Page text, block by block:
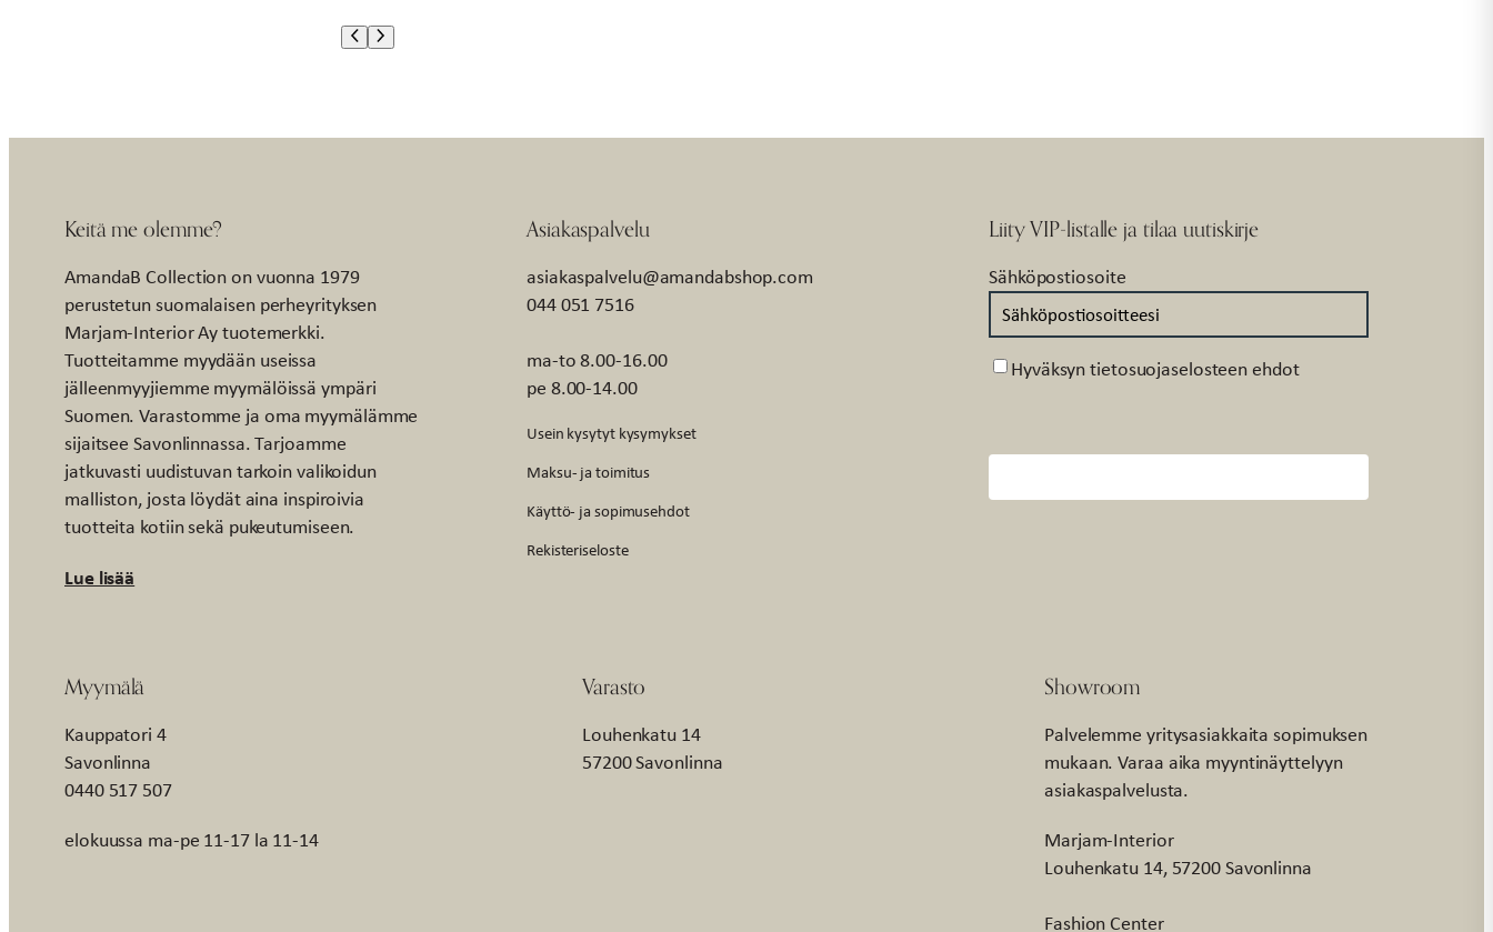
Keitä me olemme?
AmandaB Collection on vuonna 1979
perustetun suomalaisen perheyrityksen
Marjam-Interior Ay tuotemerkki.
Tuotteitamme myydään useissa
jälleenmyyjiemme myymälöissä ympäri
Suomen. Varastomme ja oma myymälämme
sijaitsee Savonlinnassa. Tarjoamme
jatkuvasti uudistuvan tarkoin valikoidun
malliston, josta löydät aina inspiroivia
tuotteita kotiin sekä pukeutumiseen.
Lue lisää
Asiakaspalvelu
asiakaspalvelu@amandabshop.com
044 051 7516
ma-to 8.00-16.00
pe 8.00-14.00
Usein kysytyt kysymykset
Maksu- ja toimitus
Käyttö- ja sopimusehdot
Rekisteriseloste
Liity VIP-listalle ja tilaa uutiskirje
Sähköpostiosoite
Suostumus
Hyväksyn tietosuojaselosteen ehdot
Myymälä
Kauppatori 4
Savonlinna
0440 517 507
elokuussa ma-pe 11-17 la 11-14
Varasto
Louhenkatu 14
57200 Savonlinna
Showroom
Palvelemme yritysasiakkaita sopimuksen
mukaan. Varaa aika myyntinäyttelyyn
asiakaspalvelusta.
Marjam-Interior
Louhenkatu 14, 57200 Savonlinna
Fashion Center